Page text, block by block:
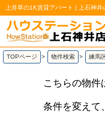
上井草の1K賃貸アパート | 上石神
TOPページ > 物件検索 > 練馬
こちらの物件
条件を変えて